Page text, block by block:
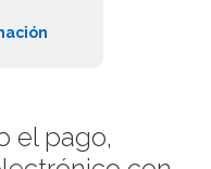
el pago,